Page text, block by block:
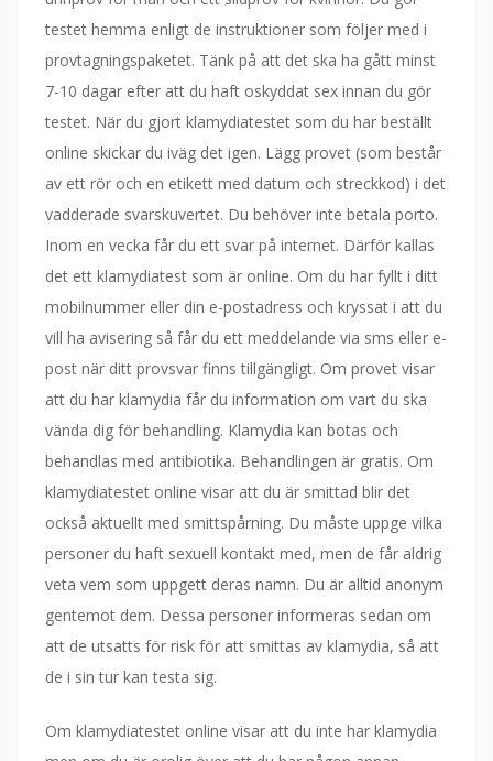
testet hemma enligt de instruktioner som följer med i
provtagningspaketet. Tänk på att det ska ha gått minst
7-10 dagar efter att du haft oskyddat sex innan du gör
testet. När du gjort klamydiatestet som du har beställt
online skickar du iväg det igen. Lägg provet (som består
av ett rör och en etikett med datum och streckkod) i det
vadderade svarskuvertet. Du behöver inte betala porto.
Inom en vecka får du ett svar på internet. Därför kallas
det ett klamydiatest som är online. Om du har fyllt i ditt
mobilnummer eller din e-postadress och kryssat i att du
vill ha avisering så får du ett meddelande via sms eller e-
post när ditt provsvar finns tillgängligt. Om provet visar
att du har klamydia får du information om vart du ska
vända dig för behandling. Klamydia kan botas och
behandlas med antibiotika. Behandlingen är gratis. Om
klamydiatestet online visar att du är smittad blir det
också aktuellt med smittspårning. Du måste uppge vilka
personer du haft sexuell kontakt med, men de får aldrig
veta vem som uppgett deras namn. Du är alltid anonym
gentemot dem. Dessa personer informeras sedan om
att de utsatts för risk för att smittas av klamydia, så att
de i sin tur kan testa sig.
Om klamydiatestet online visar att du inte har klamydia